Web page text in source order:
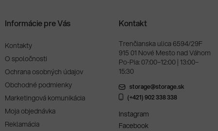
Informácie pre Vás
Kontakty
O spoločnosti
Ochrana osobných údajov
Obchodné podmienky
Marketingová komunikácia
Moja objednávka
Reklamácia
Kontakt
Trenčianska ulica 6594/29F
915 01 Nové Mesto nad Váhom
Po-Pia: 07:00–12:00 | 13:00–
15:30
storage@storage.sk
(+421) 902 338 338
Instagram
Facebook